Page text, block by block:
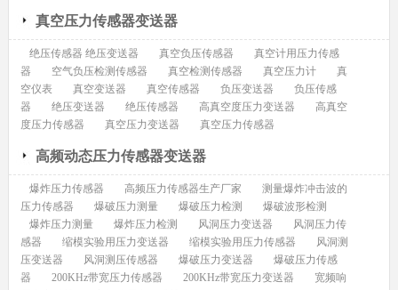
真空压力传感器变送器
绝压传感器 绝压变送器 真空负压传感器
真空计用压力传感
器
空气负压检测传感器 真空检测传感器 真空压力计
真
空仪表
真空变送器 真空传感器 负压变送器
负压传感
器
绝压变送器 绝压传感器 高真空度压力变送器
高真空
度压力传感器
真空压力变送器 真空压力传感器
高频动态压力传感器变送器
爆炸压力传感器 高频压力传感器生产厂家
测量爆炸冲击波的
压力传感器
爆破压力测量 爆破压力检测
爆破波形检测
爆炸压力测量
爆炸压力检测 风洞压力变送器
风洞压力传
感器
缩模实验用压力变送器 缩模实验用压力传感器
风洞测
压变送器
风洞测压传感器 爆破压力变送器
爆破压力传感
器
200KHz带宽压力传感器 200KHz带宽压力变送器
宽频响